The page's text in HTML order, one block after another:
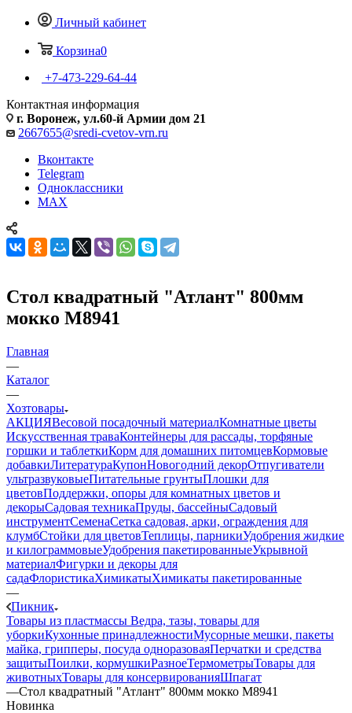
Личный кабинет
Корзина0
+7-473-229-64-44
Контактная информация
г. Воронеж, ул.60-й Армии дом 21
2667655@sredi-cvetov-vrn.ru
Вконтакте
Telegram
Одноклассники
MAX
Стол квадратный "Атлант" 800мм
мокко М8941
Главная
—
Каталог
—
Хозтовары
АКЦИЯВесовой посадочный материалКомнатные цветы
Искусственная траваКонтейнеры для рассады, торфяные
горшки и таблеткиКорм для домашних питомцевКормовые
добавкиЛитератураКупонНовогодний декорОтпугиватели
ультразвуковыеПитательные грунтыПлошки для
цветовПоддержки, опоры для комнатных цветов и
декорыСадовая техникаПруды, бассейныСадовый
инструментСеменаСетка садовая, арки, ограждения для
клумбСтойки для цветовТеплицы, парникиУдобрения жидкие
и килограммовыеУдобрения пакетированныеУкрывной
материалФигурки и декоры для
садаФлористикаХимикатыХимикаты пакетированные
—
Пикник
Товары из пластмассы Ведра, тазы, товары для
уборкиКухонные принадлежностиМусорные мешки, пакеты
майка, грипперы, посуда одноразоваяПерчатки и средства
защитыПоилки, кормушкиРазноеТермометрыТовары для
животныхТовары для консервированияШпагат
—Стол квадратный "Атлант" 800мм мокко М8941
Новинка